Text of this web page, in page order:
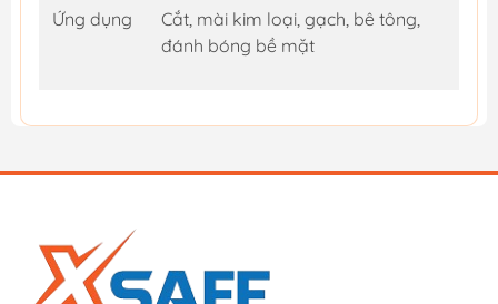
Ứng dụng
Cắt, mài kim loại, gạch, bê tông,
đánh bóng bề mặt